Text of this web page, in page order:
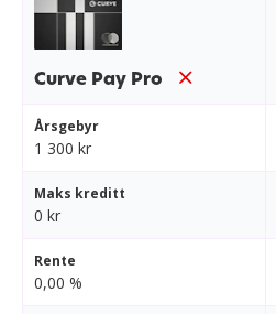
Curve Pay Pro
Årsgebyr
1 300 kr
Maks kreditt
0 kr
Rente
0,00 %